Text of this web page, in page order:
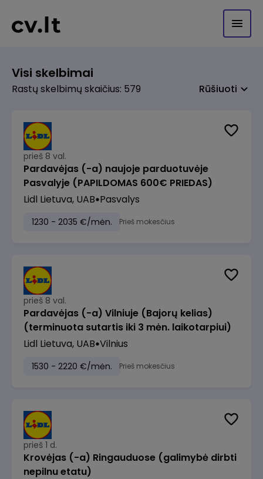
Visi skelbimai
Rastų skelbimų skaičius: 579 Rūšiuoti
prieš 8 val.
Pardavėjas (-a) naujoje parduotuvėje
Pasvalyje (PAPILDOMAS 600€ PRIEDAS)
Lidl Lietuva, UAB Pasvalys
1230 - 2035 €/mėn. Prieš mokesčius
prieš 8 val.
Pardavėjas (-a) Vilniuje (Bajorų kelias)
(terminuota sutartis iki 3 mėn. laikotarpiui)
Lidl Lietuva, UAB Vilnius
1530 - 2220 €/mėn. Prieš mokesčius
prieš 1 d.
Krovėjas (-a) Ringauduose (galimybė dirbti
nepilnu etatu)